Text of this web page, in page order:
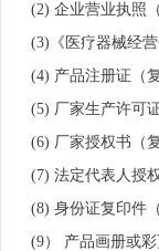
(2) 企业营业执照
(3)《医疗器械经
(4) 产品注册证（
(5) 厂家生产许可
(6) 厂家授权书（
(7) 法定代表人授
(8) 身份证复印件
(9） 产品画册或